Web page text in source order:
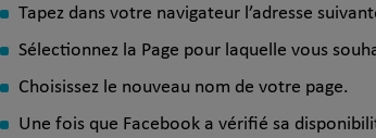
Tapez dans votre navigateur l’adresse
Sélectionnez la Page pour laquelle vous
Choisissez le nouveau nom de votre page.
Une fois que Facebook a vérifié sa